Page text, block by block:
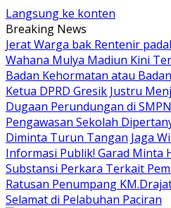
Langsung ke konten
Breaking News
Jerat Warga bak Rentenir
Wahana Mulya Madiun Kini
Badan Kehormatan atau
Ketua DPRD Gresik Justru
Dugaan Perundungan di
Pengawasan Sekolah
Diminta Turun Tangan Jaga
Informasi Publik! Garad Minta
Substansi Perkara Terkait
Ratusan Penumpang
Selamat di Pelabuhan Paciran